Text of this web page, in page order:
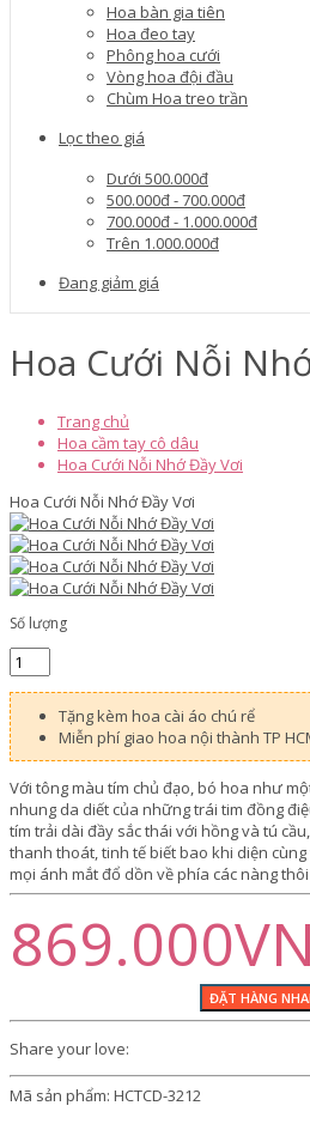
Hoa bàn gia tiên
Hoa đeo tay
Phông hoa cưới
Vòng hoa đội đầu
Chùm Hoa treo trần
Lọc theo giá
Dưới 500.000đ
500.000đ - 700.000đ
700.000đ - 1.000.000đ
Trên 1.000.000đ
Đang giảm giá
Hoa Cưới Nỗi
Trang chủ
Hoa cầm tay cô dâu
Hoa Cưới Nỗi Nhớ Đầy Vơi
Hoa Cưới Nỗi Nhớ Đầy Vơi
Số lượng
Tặng kèm hoa cài áo chú rể
Miễn phí giao hoa nội thành TP
Với tông màu tím chủ đạo, bó hoa như
nhung da diết của những trái tim đồng
tím trải dài đầy sắc thái với hồng và tú
thanh thoát, tinh tế biết bao khi diện
mọi ánh mắt đổ dồn về phía các nàng
Share your love:
Mã sản phẩm: HCTCD-3212